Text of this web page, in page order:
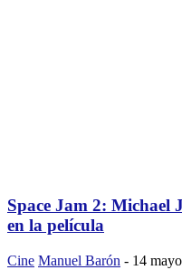
Space Jam 2:
en la película
Cine Manuel Barón - 14